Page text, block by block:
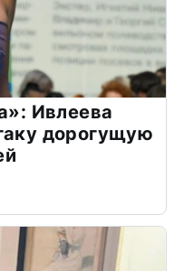
Ивлеева
дорогущую